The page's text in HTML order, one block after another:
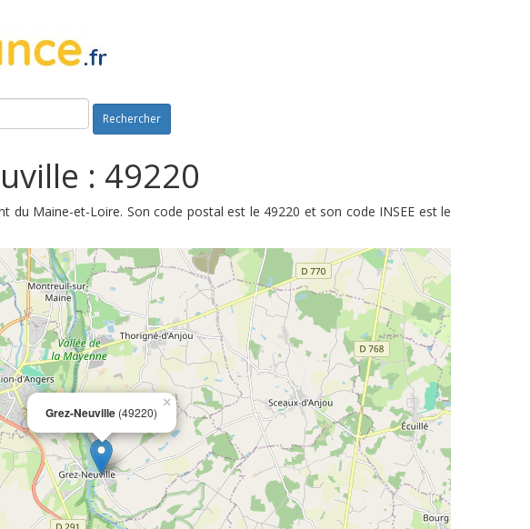
Rechercher
: 49220
du Maine-et-Loire. Son code postal est le 49220 et son code INSEE est le
Grez-Neuville (49220)
×